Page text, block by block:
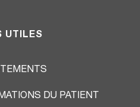
UTILES
DU PATIENT